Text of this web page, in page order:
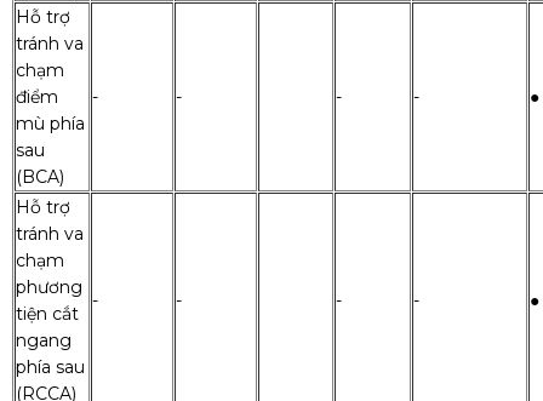
Hỗ trợ
tránh va
chạm
điểm
mù phía
sau
(BCA)
- - - - ●
Hỗ trợ
tránh va
chạm
phương
tiện cắt
ngang
phía sau
(RCCA)
- - - - ●